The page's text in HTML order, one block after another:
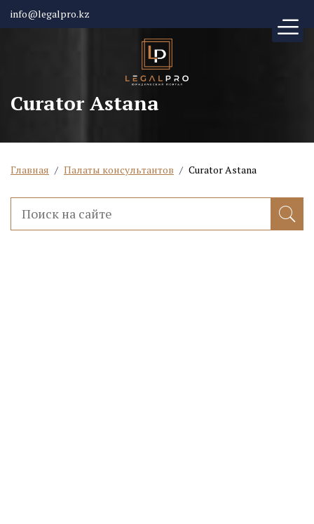
info@legalpro.kz
Curator Astana
Главная / Палаты консультантов / Curator Astana